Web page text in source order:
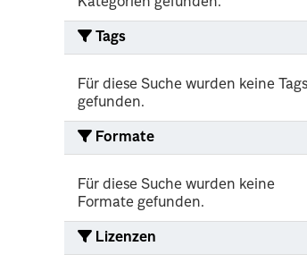
Tags
Für diese Suche wurden keine Tags
gefunden.
Formate
Für diese Suche wurden keine
Formate gefunden.
Lizenzen